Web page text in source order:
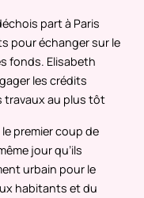
part à Paris
pour échanger sur le
fonds. Elisabeth
les crédits
travaux au plus tôt
premier coup de
jour qu’ils
urbain pour le
habitants et du